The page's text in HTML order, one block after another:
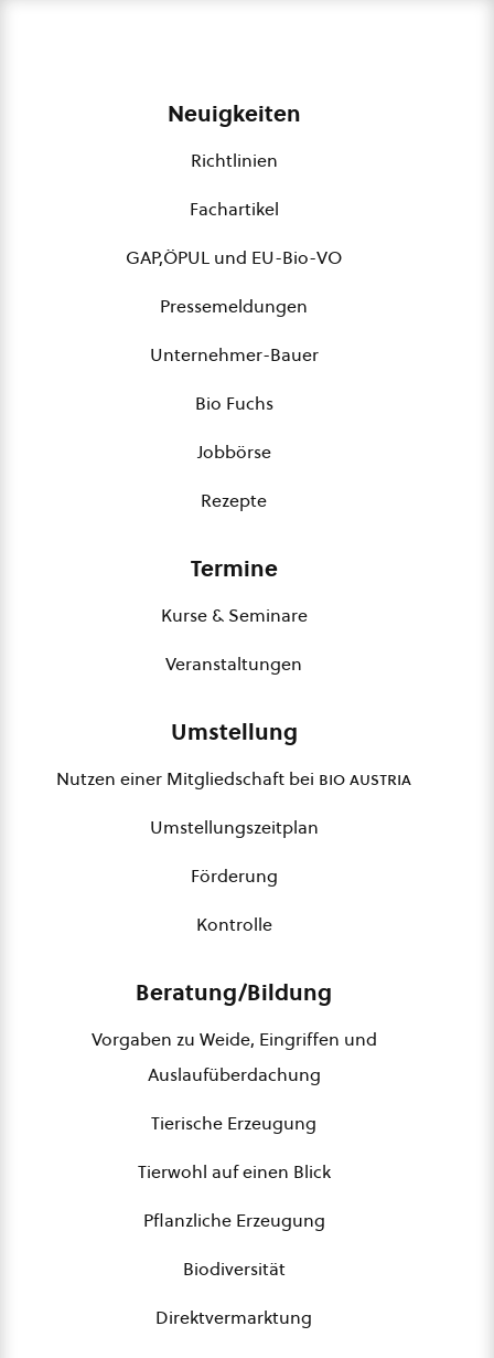
Neuigkeiten
Richtlinien
Fachartikel
GAP,ÖPUL und EU-Bio-VO
Pressemeldungen
Unternehmer-Bauer
Bio Fuchs
Jobbörse
Rezepte
Termine
Kurse & Seminare
Veranstaltungen
Umstellung
Nutzen einer Mitgliedschaft bei bio austria
Umstellungszeitplan
Förderung
Kontrolle
Beratung/Bildung
Vorgaben zu Weide, Eingriffen und
Auslaufüberdachung
Tierische Erzeugung
Tierwohl auf einen Blick
Pflanzliche Erzeugung
Biodiversität
Direktvermarktung